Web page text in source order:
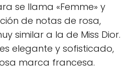
se llama «Femme» y
de notas de rosa,
similar a la de Miss Dior.
elegante y sofisticado,
marca francesa.